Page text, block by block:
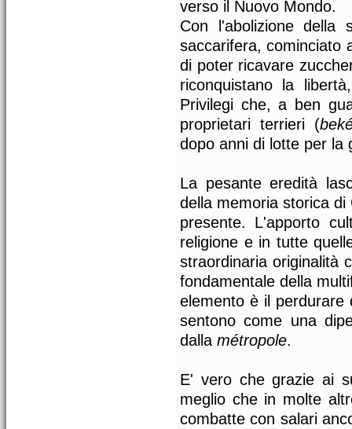
verso il Nuovo Mondo.
Con l'abolizione della
saccarifera, cominciato
di poter ricavare
riconquistano la
Privilegi che, a ben
proprietari terrieri (
dopo anni di lotte per la
La pesante eredità
della memoria storica
presente. L'apporto
religione e in tutte
straordinaria originalità
fondamentale della
elemento è il perdurare
sentono come una
dalla métropole.
E' vero che grazie ai
meglio che in molte
combatte con salari